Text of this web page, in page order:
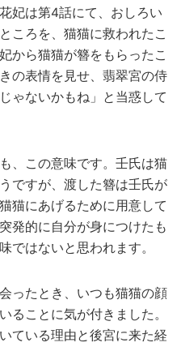
妃は第4話にて、おしろい
ころを、猫猫に救われたこ
から猫猫が簪をもらったこ
の表情を見せ、翡翠宮の侍
ゃないかもね」と当惑して
、この意味です。壬氏は猫
ですが、渡した簪は壬氏が
猫にあげるために用意して
発的に自分が身につけたも
ではないと思われます。
ったとき、いつも猫猫の顔
ることに気が付きました。
ている理由と後宮に来た経